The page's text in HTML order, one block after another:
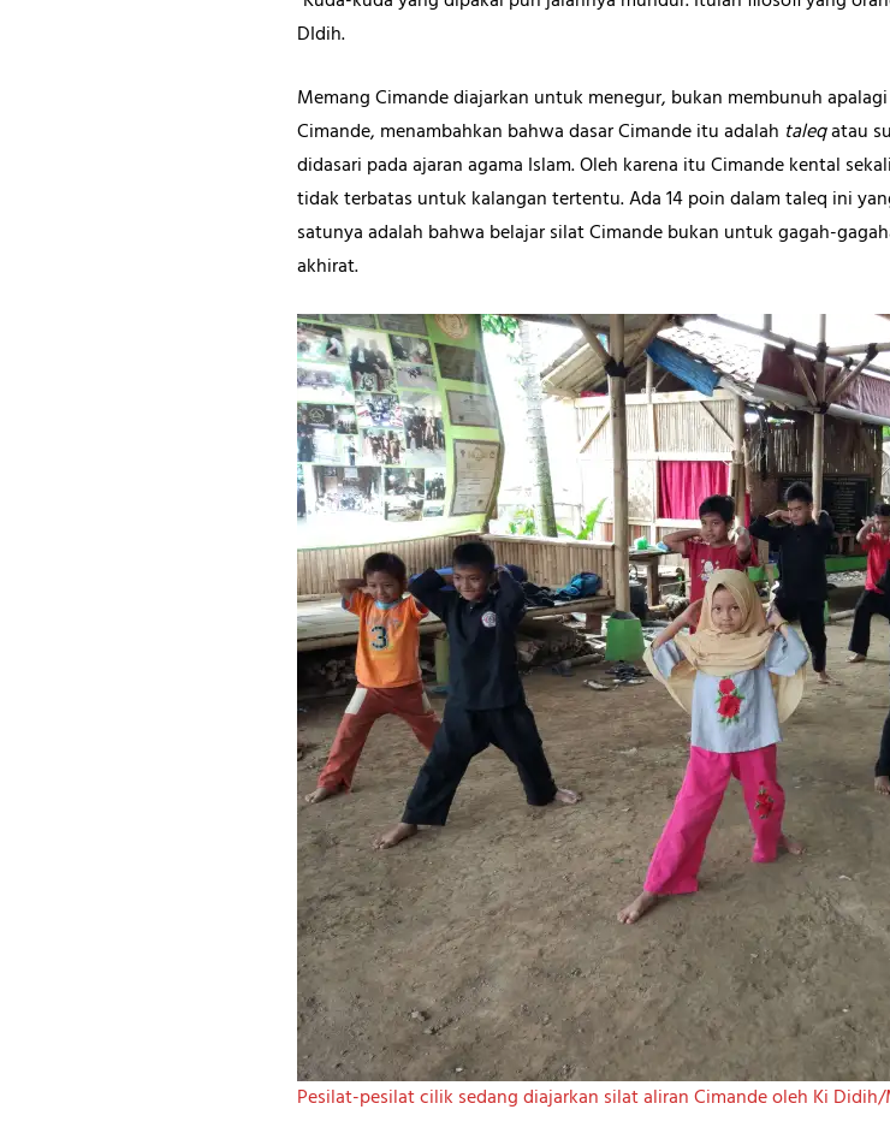
DIdih.
Memang Cimande diajarkan untuk menegur, bukan membunuh
Cimande, menambahkan bahwa dasar Cimande itu adalah taleqatau
didasari pada ajaran agama Islam. Oleh karena itu Cimande kental
tidak terbatas untuk kalangan tertentu. Ada 14 poin dalam taleq ini
satunya adalah bahwa belajar silat Cimande bukan untuk gagah-
akhirat.
Pesilat-pesilat cilik sedang diajarkan silat aliran Cimande oleh Ki Didih/